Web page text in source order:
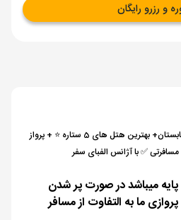
و رزرو رایگان
تور بالی از تهران ارزان قیمت ویژه تابستان+ بهترین هتل های 5 ستاره ⭐️ + پرواز
✅ با آژانس الفبای سفر
میباشد در صورت پر شدن
ما به التفاوت از مسافر